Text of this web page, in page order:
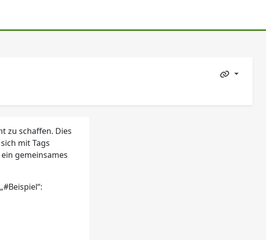
zu schaffen. Dies
mit Tags
gemeinsames